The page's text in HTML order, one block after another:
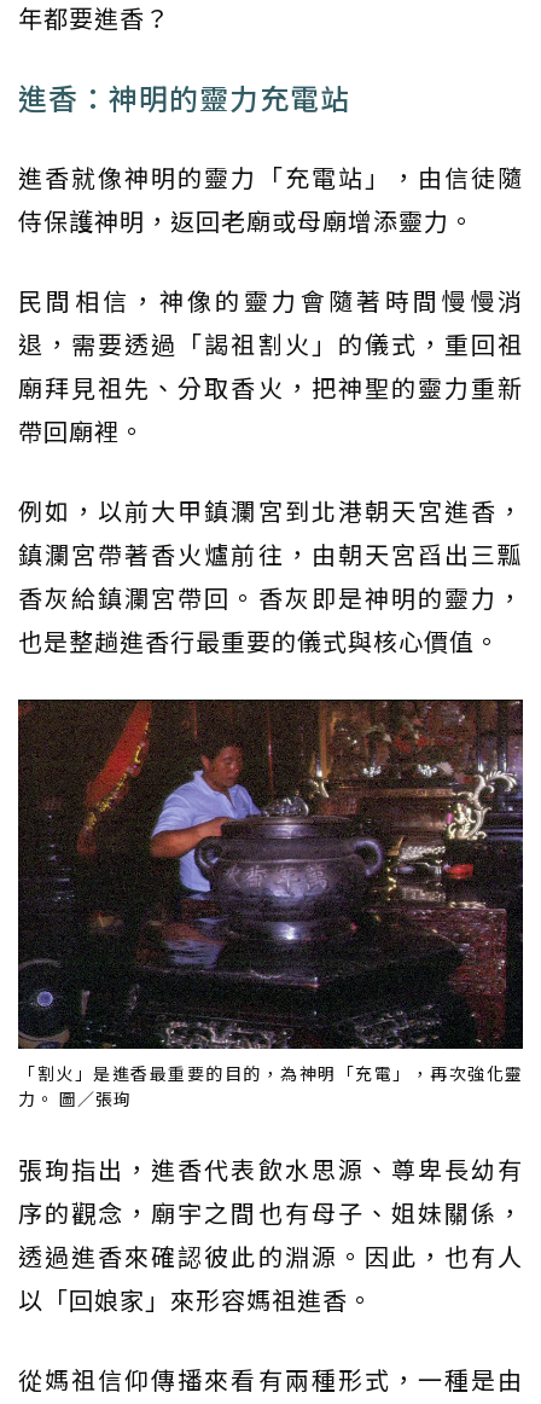
年都要進香？
進香：神明的靈力充電站
進香就像神明的靈力「充電站」，由信徒隨
侍保護神明，返回老廟或母廟增添靈力。
民間相信，神像的靈力會隨著時間慢慢消
退，需要透過「謁祖割火」的儀式，重回祖
廟拜見祖先、分取香火，把神聖的靈力重新
帶回廟裡。
例如，以前大甲鎮瀾宮到北港朝天宮進香，
鎮瀾宮帶著香火爐前往，由朝天宮舀出三瓢
香灰給鎮瀾宮帶回。香灰即是神明的靈力，
也是整趟進香行最重要的儀式與核心價值。
「割火」是進香最重要的目的，為神明「充電」，再次強化靈
力。 圖／張珣
張珣指出，進香代表飲水思源、尊卑長幼有
序的觀念，廟宇之間也有母子、姐妹關係，
透過進香來確認彼此的淵源。因此，也有人
以「回娘家」來形容媽祖進香。
從媽祖信仰傳播來看有兩種形式，一種是由